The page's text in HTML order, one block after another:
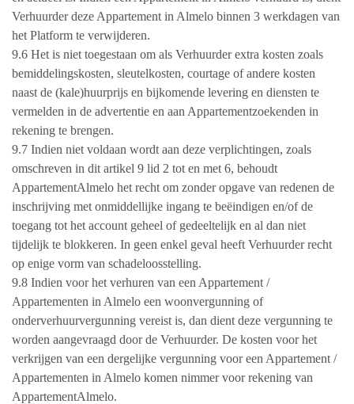
Verhuurder deze Appartement in Almelo binnen 3 werkdagen van
het Platform te verwijderen.
9.6 Het is niet toegestaan om als Verhuurder extra kosten zoals
bemiddelingskosten, sleutelkosten, courtage of andere kosten
naast de (kale)huurprijs en bijkomende levering en diensten te
vermelden in de advertentie en aan Appartementzoekenden in
rekening te brengen.
9.7 Indien niet voldaan wordt aan deze verplichtingen, zoals
omschreven in dit artikel 9 lid 2 tot en met 6, behoudt
AppartementAlmelo het recht om zonder opgave van redenen de
inschrijving met onmiddellijke ingang te beëindigen en/of de
toegang tot het account geheel of gedeeltelijk en al dan niet
tijdelijk te blokkeren. In geen enkel geval heeft Verhuurder recht
op enige vorm van schadeloosstelling.
9.8 Indien voor het verhuren van een Appartement /
Appartementen in Almelo een woonvergunning of
onderverhuurvergunning vereist is, dan dient deze vergunning te
worden aangevraagd door de Verhuurder. De kosten voor het
verkrijgen van een dergelijke vergunning voor een Appartement /
Appartementen in Almelo komen nimmer voor rekening van
AppartementAlmelo.